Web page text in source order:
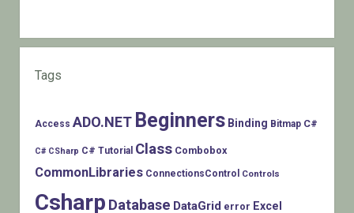
Tags
Access ADO.NET Beginners Binding Bitmap C#
C# CSharp C# Tutorial Class Combobox
CommonLibraries ConnectionsControl Controls
Csharp Database DataGrid error Excel